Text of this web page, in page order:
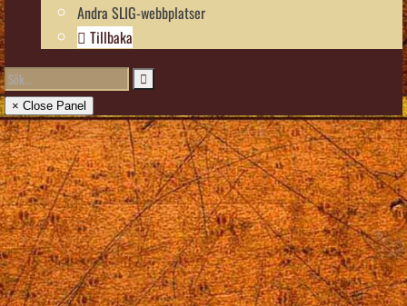
Andra SLIG-webbplatser
Tillbaka
× Close Panel